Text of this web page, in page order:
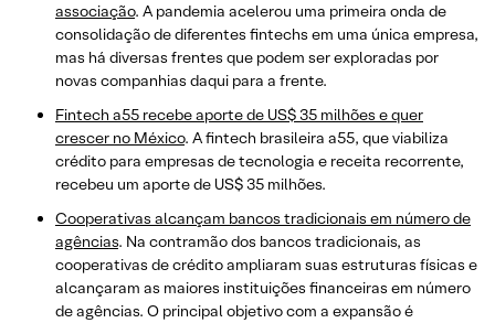
associação. A pandemia acelerou uma primeira onda de
consolidação de diferentes fintechs em uma única empresa,
mas há diversas frentes que podem ser exploradas por
novas companhias daqui para a frente.
Fintech a55 recebe aporte de US$ 35 milhões e quer
crescer no México. A fintech brasileira a55, que viabiliza
crédito para empresas de tecnologia e receita recorrente,
recebeu um aporte de US$ 35 milhões.
Cooperativas alcançam bancos tradicionais em número de
agências. Na contramão dos bancos tradicionais, as
cooperativas de crédito ampliaram suas estruturas físicas e
alcançaram as maiores instituições financeiras em número
de agências. O principal objetivo com a expansão é